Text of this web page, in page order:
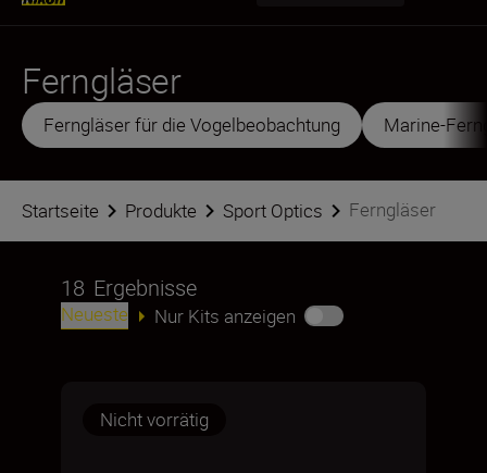
Ferngläser
Ferngläser für die Vogelbeobachtung Marine-
Startseite Produkte Sport Optics Ferngläser
18 Ergebnisse
Neueste Nur Kits anzeigen
Nicht vorrätig